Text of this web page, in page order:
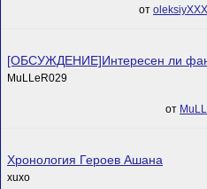
от
[ОБСУЖДЕНИЕ]Интересен ли
MuLLeR029
от
Хронология Героев Ашана
xuxo